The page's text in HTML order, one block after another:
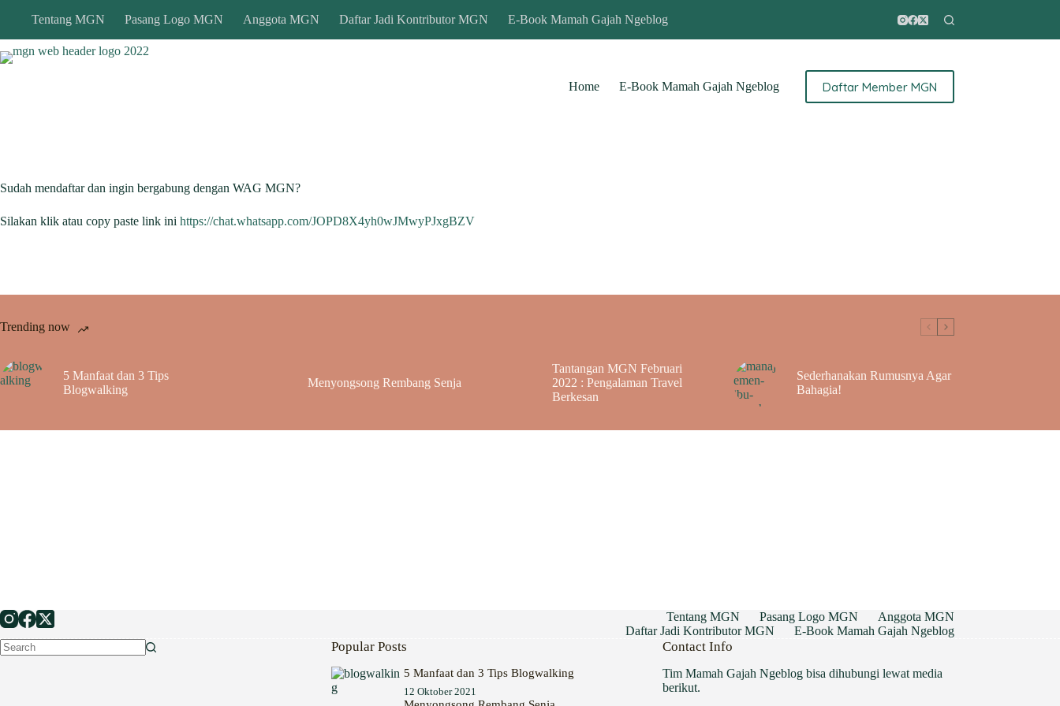
Tentang MGN Pasang Logo MGN Anggota MGN Daftar Jadi Kontributor MGN E-Book Mamah Gajah Ngeblog
Home E-Book Mamah Gajah Ngeblog Daftar Member MGN
Sudah mendaftar dan ingin bergabung dengan WAG MGN?
Silakan klik atau copy paste link ini https://chat.whatsapp.com/JOPD8X4yh0wJMwyPJxgBZV
Trending now
5 Manfaat dan 3 Tips
Blogwalking
Menyongsong Rembang Senja
Tantangan MGN Februari
2022 : Pengalaman Travel
Berkesan
Sederhanakan Rumusnya Agar
Bahagia!
Tentang MGN Pasang Logo MGN
Anggota MGN
Daftar Jadi Kontributor MGN
E-Book Mamah Gajah Ngeblog
Popular Posts
5 Manfaat dan 3 Tips Blogwalking
12 Oktober 2021
Contact Info
Tim Mamah Gajah Ngeblog bisa dihubungi lewat media
berikut.